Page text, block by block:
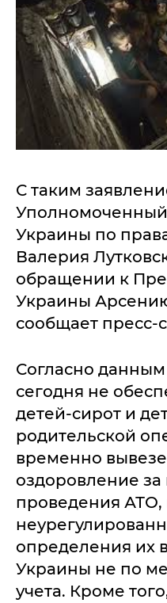
С таким
Украины по
Валерия
обращении к
Украины
сообщает пресс-
Согласно данным
сегодня не
детей-сирот и
родительской
временно
оздоровление
проведения АТО,
определения их
Украины не по
учета. Кроме